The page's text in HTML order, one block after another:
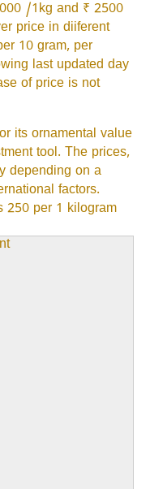
/1kg and ₹ 2500
price in diiferent
10 gram, per
last updated day
of price is not
its ornamental value
tool. The prices,
depending on a
factors.
per 1 kilogram